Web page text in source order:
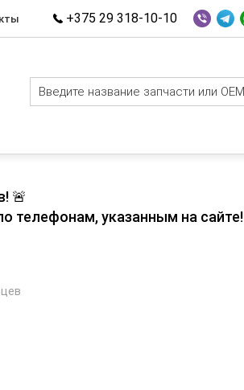
+375 29 318-10-10
🚨
телефонам, указанным на сайте!